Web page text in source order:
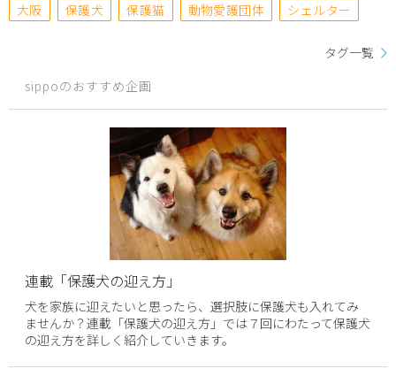
大阪
保護犬 保護猫 動物愛護団体 シェルター
タグ一覧
sippoのおすすめ企画
連載「保護犬の迎え方」
犬を家族に迎えたいと思ったら、選択肢に保護犬も入れてみ
ませんか？連載「保護犬の迎え方」では７回にわたって保護犬
の迎え方を詳しく紹介していきます。